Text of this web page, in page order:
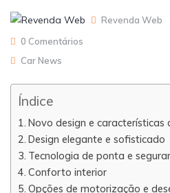
Revenda Web
0 Comentários
Car News
Índice
Novo design e características
Design elegante e sofisticado
Tecnologia de ponta e
Conforto interior
Opções de motorização e